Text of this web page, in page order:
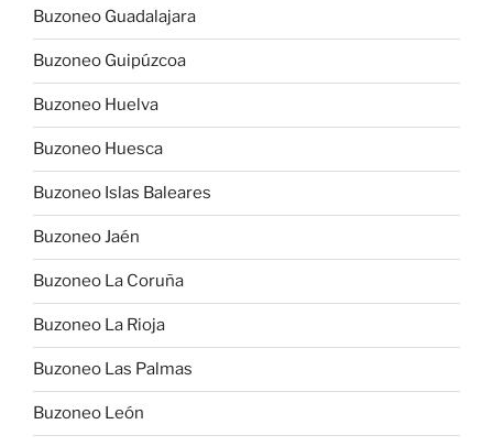
Buzoneo Guadalajara
Buzoneo Guipúzcoa
Buzoneo Huelva
Buzoneo Huesca
Buzoneo Islas Baleares
Buzoneo Jaén
Buzoneo La Coruña
Buzoneo La Rioja
Buzoneo Las Palmas
Buzoneo León